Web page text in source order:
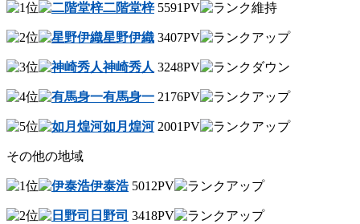
二階堂梓5591PV
星野伊織 3407PV
神崎秀人 3248PV
有馬身一 2176PV
如月煌河 2001PV
その他の地域
伊泰浩5012PV
日野司 3418PV